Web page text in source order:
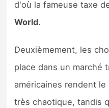
d'où la fameuse taxe
World.
Deuxièmement, les
place dans un marché
américaines rendent
très chaotique, tandis